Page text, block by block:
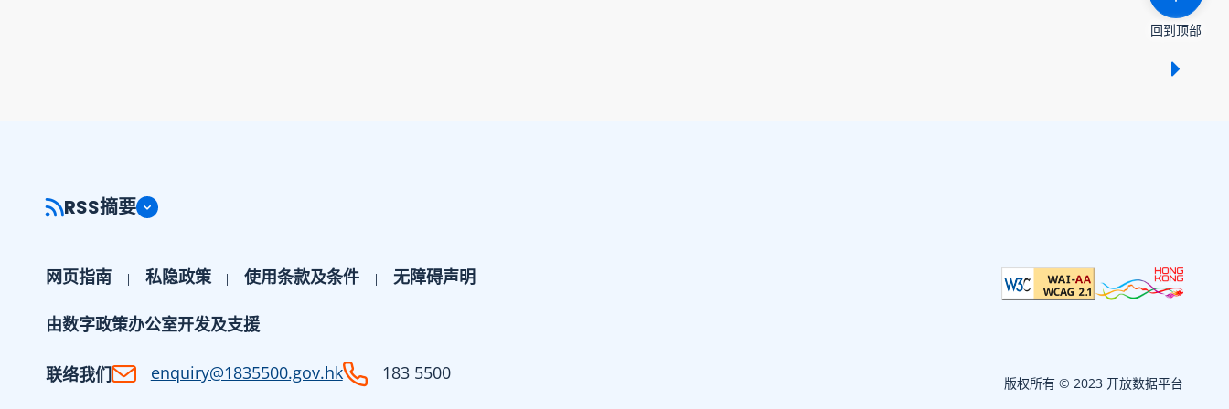
回到顶部
RSS摘要
网页指南 私隐政策 使用条款及条件 无障碍声明
由数字政策办公室开发及支援
联络我们 enquiry@1835500.gov.hk 183 5500 版权所有 © 2023 开放数据平台